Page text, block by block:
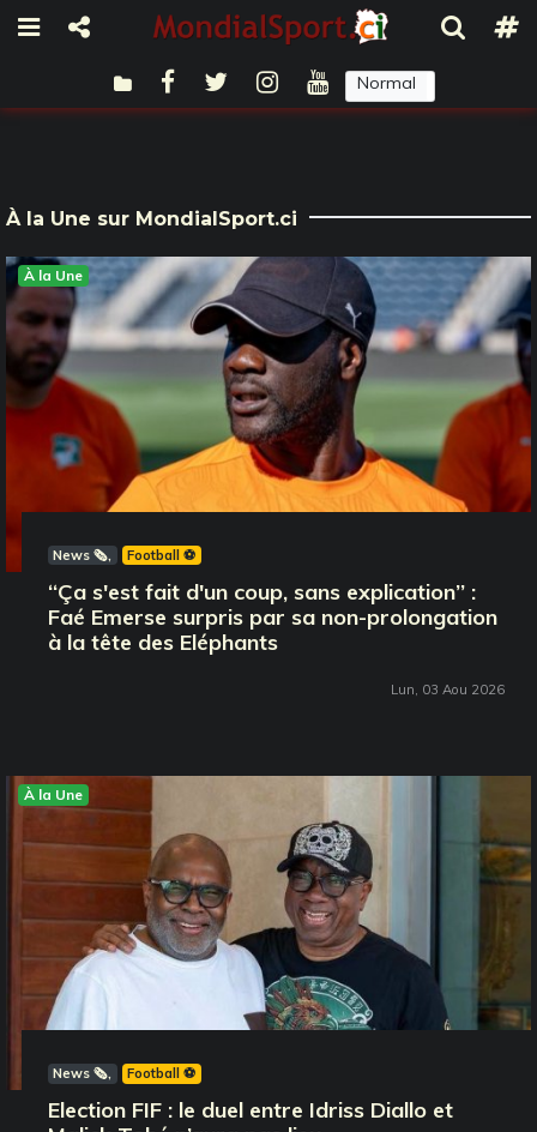
Normal
À la Une sur MondialSport.ci
À la Une
News 🗞️ Football ⚽️
‘‘Ça s'est fait d'un coup, sans explication’’ :
Faé Emerse surpris par sa non-prolongation
à la tête des Eléphants
Lun, 03 Aou 2026
À la Une
News 🗞️ Football ⚽️
Election FIF : le duel entre Idriss Diallo et